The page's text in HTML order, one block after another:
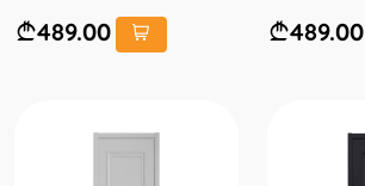
489.00 489.00